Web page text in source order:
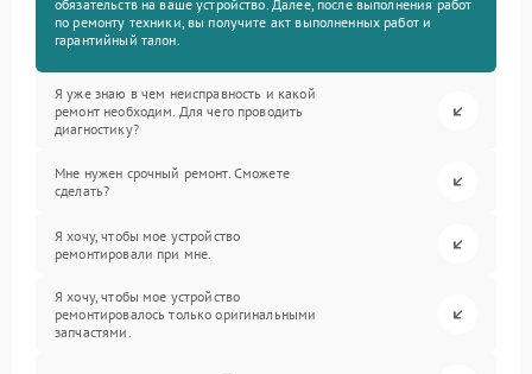
обязательств на ваше устройство. Далее, после выполнения работ
по ремонту техники, вы получите акт выполненных работ и
гарантийный талон.
Я уже знаю в чем неисправность и какой
ремонт необходим. Для чего проводить
диагностику?
Мне нужен срочный ремонт. Сможете
сделать?
Я хочу, чтобы мое устройство
ремонтировали при мне.
Я хочу, чтобы мое устройство
ремонтировалось только оригинальными
запчастями.